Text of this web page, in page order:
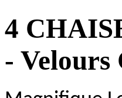
4
- Velours